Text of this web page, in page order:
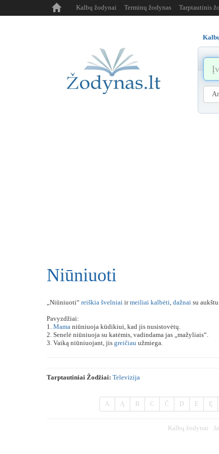
Kalbų žodynai Terminų žodynas Tarptautinis
Niūniuoti
„Niūniuoti“ reiškia švelniai irmeiliai kalbėti, dažnai su
Pavyzdžiai:
1. Mama niūniuoja kūdikiui, kad jis nusistovėtų.
2. Senelė niūniuoja su katėmis, vadindama jas „mažyliais“.
3. Vaiką niūniuojant, jis greičiau užmiega.
Tarptautiniai Žodžiai: Televizija
A Ą B C Č D E Ę
Kalbų žodynai